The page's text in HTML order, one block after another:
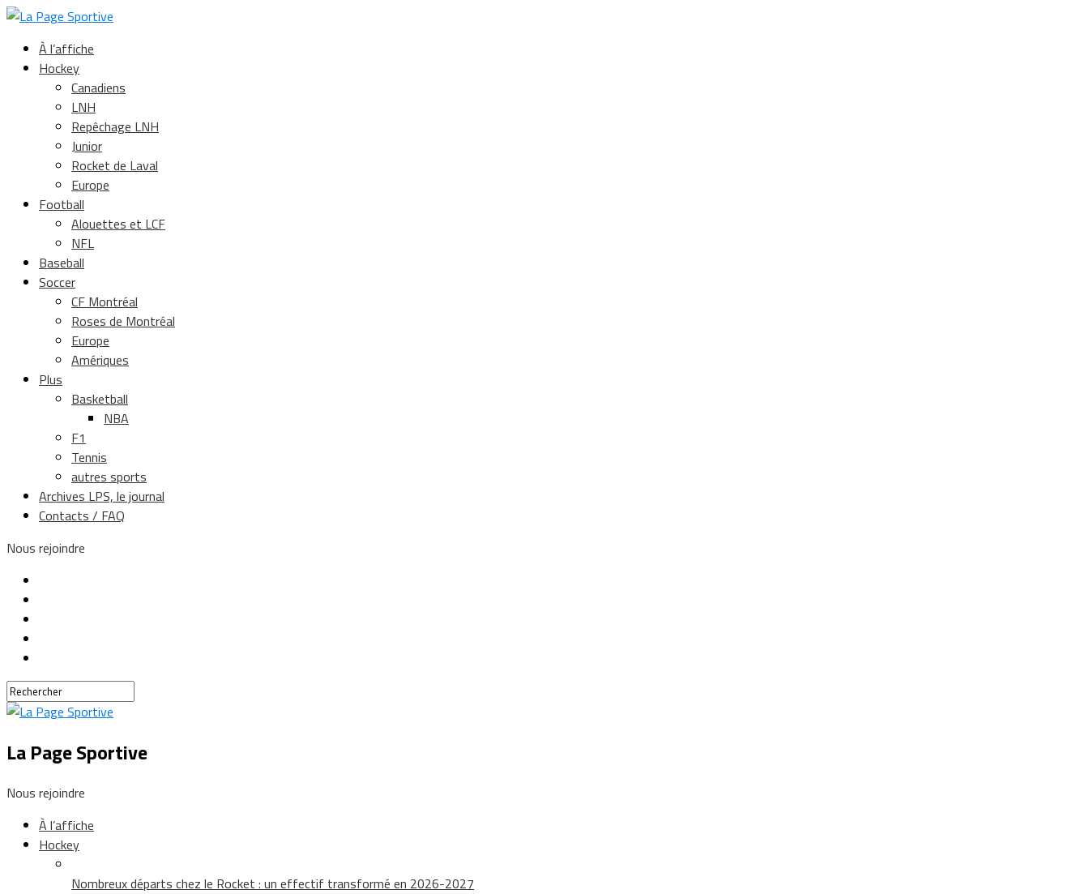
À l’affiche
Hockey
Canadiens
LNH
Repêchage LNH
Junior
Rocket de Laval
Europe
Football
Alouettes et LCF
NFL
Baseball
Soccer
CF Montréal
Roses de Montréal
Europe
Amériques
Plus
Basketball
NBA
F1
Tennis
autres sports
Archives LPS, le journal
Contacts / FAQ
Nous rejoindre
La Page Sportive
Nous rejoindre
À l’affiche
Hockey
Nombreux départs chez le Rocket : un effectif transformé en 2026-2027